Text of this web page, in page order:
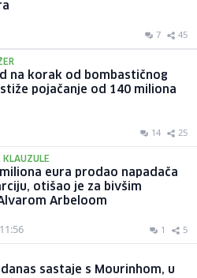
7 45
na korak od bombastičnog
pojačanje od 140 miliona
14 25
KLAUZULE
miliona eura prodao napadača
otišao je za bivšim
Arbeloom
1 5
sastaje s Mourinhom, u